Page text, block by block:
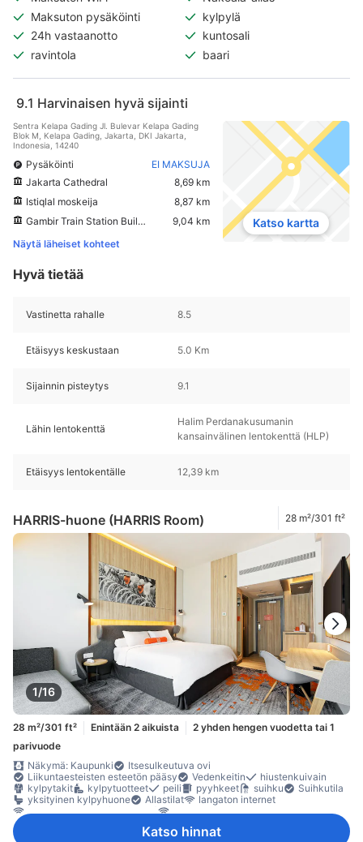
Maksuton pysäköinti
kylpylä
24h vastaanotto
kuntosali
ravintola
baari
9.1 Harvinaisen hyvä sijainti
Sentra Kelapa Gading Jl. Bulevar Kelapa Gading
Blok M, Kelapa Gading, Jakarta, DKI Jakarta,
Indonesia, 14240
Pysäköinti
EI MAKSUJA
Jakarta Cathedral
8,69 km
Istiqlal moskeija
8,87 km
Gambir Train Station Building
9,04 km
Näytä läheiset kohteet
Katso kartta
Hyvä tietää
Vastinetta rahalle 8.5
Etäisyys keskustaan 5.0 Km
Sijainnin pisteytys 9.1
Lähin lentokenttä
Halim Perdanakusumanin
kansainvälinen lentokenttä (HLP)
Etäisyys lentokentälle 12,39 km
HARRIS-huone (HARRIS Room) 28 m²/301 ft²
1/16
28 m²/301 ft² Enintään 2 aikuista
2 yhden hengen vuodetta tai 1
parivuode
Näkymä: Kaupunki
Itsesulkeutuva ovi
Liikuntaesteisten esteetön pääsy
Vedenkeitin
hiustenkuivain
kylpytakit
kylpytuotteet peili pyyhkeet suihku
Suihkutila
yksityinen kylpyhuone
Allastilat
langaton internet
Adapteri herätyspalvelu
Katso hinnat